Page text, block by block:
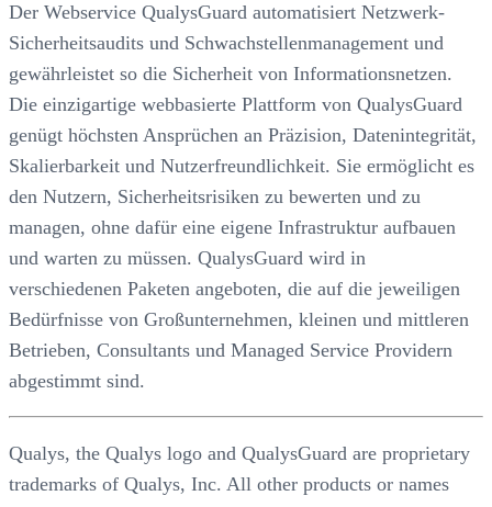
Der Webservice QualysGuard automatisiert Netzwerk-
Sicherheitsaudits und Schwachstellenmanagement und
gewährleistet so die Sicherheit von Informationsnetzen.
Die einzigartige webbasierte Plattform von QualysGuard
genügt höchsten Ansprüchen an Präzision, Datenintegrität,
Skalierbarkeit und Nutzerfreundlichkeit. Sie ermöglicht es
den Nutzern, Sicherheitsrisiken zu bewerten und zu
managen, ohne dafür eine eigene Infrastruktur aufbauen
und warten zu müssen. QualysGuard wird in
verschiedenen Paketen angeboten, die auf die jeweiligen
Bedürfnisse von Großunternehmen, kleinen und mittleren
Betrieben, Consultants und Managed Service Providern
abgestimmt sind.
Qualys, the Qualys logo and QualysGuard are proprietary
trademarks of Qualys, Inc. All other products or names